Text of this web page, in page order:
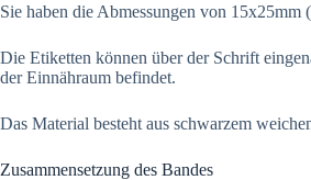
Sie haben die Abmessungen von 15x25mm
Die Etiketten können über der Schrift
der Einnähraum befindet.
Das Material besteht aus schwarzem
Zusammensetzung des Bandes